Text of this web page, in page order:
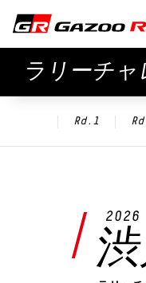
ラリーチャ
Rd.1